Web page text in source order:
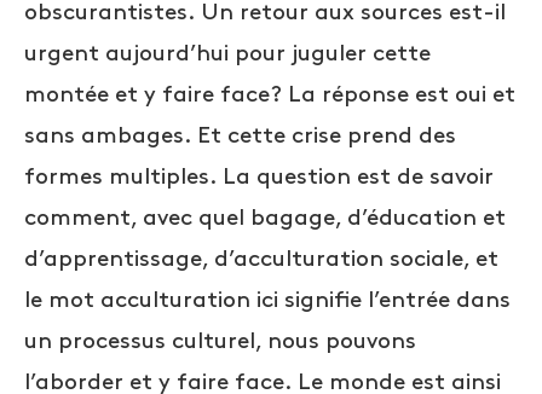
obscurantistes. Un retour aux sources est-il
urgent aujourd’hui pour juguler cette
montée et y faire face? La réponse est oui et
sans ambages. Et cette crise prend des
formes multiples. La question est de savoir
comment, avec quel bagage, d’éducation et
d’apprentissage, d’acculturation sociale, et
le mot acculturation ici signifie l’entrée dans
un processus culturel, nous pouvons
l’aborder et y faire face. Le monde est ainsi